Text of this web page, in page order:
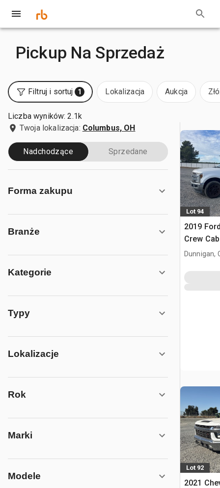
Pickup Na Sprzedaż
Filtruj i sortuj 1 Lokalizacja Aukcja
Liczba wyników: 2.1k
Twoja lokalizacja: Columbus, OH
Nadchodzące Sprzedane
Forma zakupu
Branże
Kategorie
Typy
Lokalizacje
Rok
Marki
Modele
Lot 94
2019
Crew
Dunnigan,
Lot 92
2021